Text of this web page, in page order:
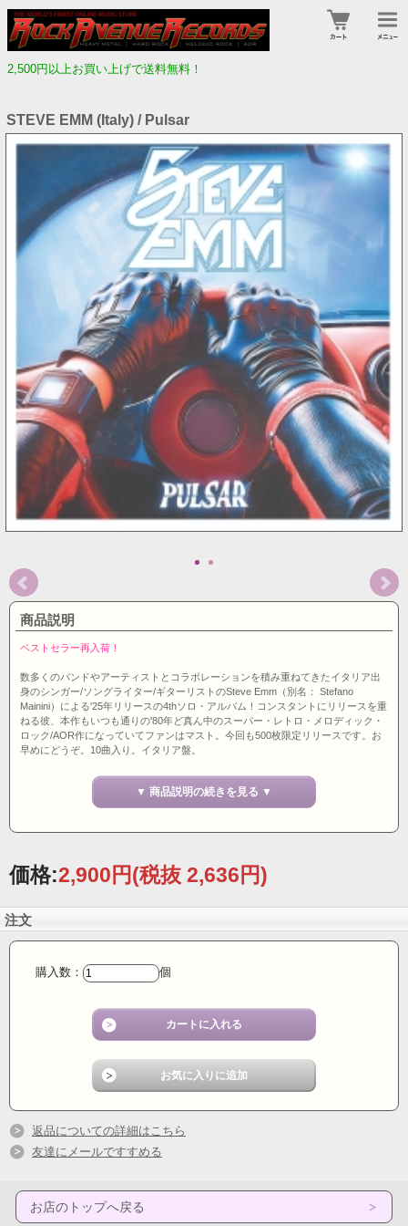
2,500円以上お買い上げで送料無料！
STEVE EMM (Italy) / Pulsar
商品説明
ベストセラー再入荷！
数多くのバンドやアーティストとコラボレーションを積み重ねてきたイタリア出
身のシンガー/ソングライター/ギターリストのSteve Emm（別名： Stefano
Mainini）による'25年リリースの4thソロ・アルバム！コンスタントにリリースを重
ねる彼、本作もいつも通りの'80年ど真ん中のスーパー・レトロ・メロディック・
ロック/AOR作になっていてファンはマスト。今回も500枚限定リリースです。お
早めにどうぞ。10曲入り。イタリア盤。
▼ 商品説明の続きを見る ▼
価格:2,900円(税抜 2,636円)
注文
購入数： 個
返品についての詳細はこちら
友達にメールですすめる
お店のトップへ戻る